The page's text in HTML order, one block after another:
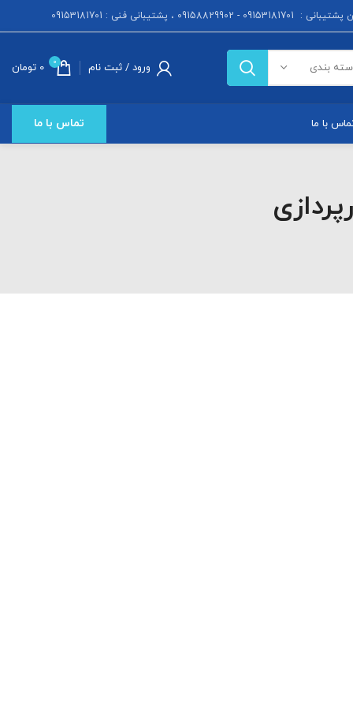
- 09158829902 ، پشتیبانی فنی : 09153181701
بندی ورود / ثبت نام 0
0 تومان
با ما تماس با ما